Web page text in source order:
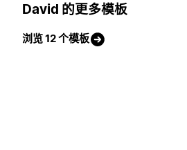
David 的更多模板
浏览 12 个模板